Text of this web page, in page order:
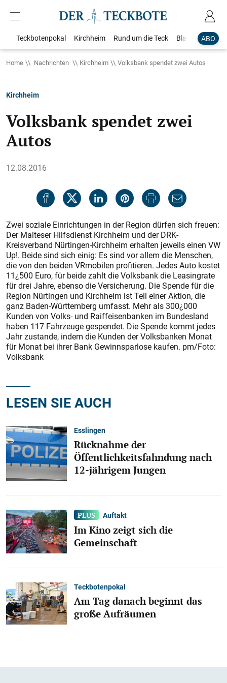
ABO
Teckbotenpokal Kirchheim Rund um die Teck Blaulicht
Home Nachrichten Kirchheim Volksbank spendet zwei Autos
Kirchheim
Volksbank spendet zwei
Autos
12.08.2016
Zwei soziale Einrichtungen in der Region dürfen sich freuen:
Der Malteser Hilfsdienst Kirchheim und der DRK-
Kreisverband Nürtingen-Kirchheim erhalten jeweils einen VW
Up!. Beide sind sich einig: Es sind vor allem die Menschen,
die von den beiden VRmobilen profitieren. Jedes Auto kostet
11¿500 Euro, für beide zahlt die Volksbank die Leasingrate
für drei Jahre, ebenso die Versicherung. Die Spende für die
Region Nürtingen und Kirchheim ist Teil einer Aktion, die
ganz Baden-Württemberg umfasst. Mehr als 300¿000
Kunden von Volks- und Raiffeisenbanken im Bundesland
haben 117 Fahrzeuge gespendet. Die Spende kommt jedes
Jahr zustande, indem die Kunden der Volksbanken Monat
für Monat bei ihrer Bank Gewinnsparlose kaufen. pm/Foto:
Volksbank
LESEN SIE AUCH
Esslingen
Rücknahme der
Öffentlichkeitsfahndung nach
12-jährigem Jungen
Auftakt
Im Kino zeigt sich die
Gemeinschaft
Teckbotenpokal
Am Tag danach beginnt das
große Aufräumen